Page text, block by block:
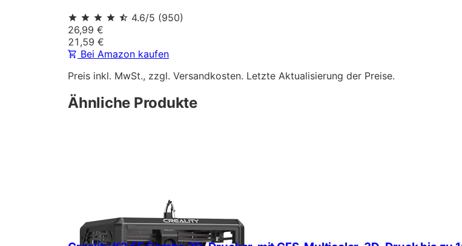
4.6/5 (950)
26,99 €
21,59 €
Bei Amazon kaufen
Preis inkl. MwSt., zzgl. Versandkosten. Letzte Aktualisierung der Preise.
Ähnliche Produkte